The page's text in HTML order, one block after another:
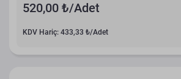
520,00 ₺/Adet
KDV Hariç: 433,33 ₺/Adet